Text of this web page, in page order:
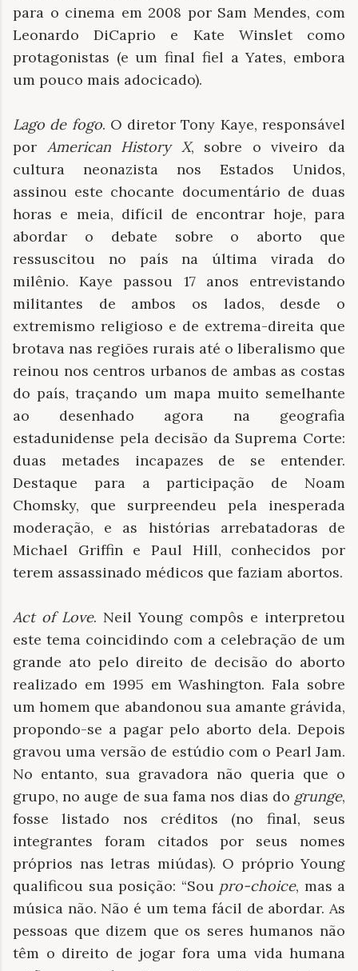
para o cinema em 2008 por Sam Mendes, com
Leonardo DiCaprio e Kate Winslet como
protagonistas (e um final fiel a Yates, embora
um pouco mais adocicado).
Lago de fogo. O diretor Tony Kaye, responsável
por American History X, sobre o viveiro da
cultura neonazista nos Estados Unidos,
assinou este chocante documentário de duas
horas e meia, difícil de encontrar hoje, para
abordar o debate sobre o aborto que
ressuscitou no país na última virada do
milênio. Kaye passou 17 anos entrevistando
militantes de ambos os lados, desde o
extremismo religioso e de extrema-direita que
brotava nas regiões rurais até o liberalismo que
reinou nos centros urbanos de ambas as costas
do país, traçando um mapa muito semelhante
ao desenhado agora na geografia
estadunidense pela decisão da Suprema Corte:
duas metades incapazes de se entender.
Destaque para a participação de Noam
Chomsky, que surpreendeu pela inesperada
moderação, e as histórias arrebatadoras de
Michael Griffin e Paul Hill, conhecidos por
terem assassinado médicos que faziam abortos.
Act of Love. Neil Young compôs e interpretou
este tema coincidindo com a celebração de um
grande ato pelo direito de decisão do aborto
realizado em 1995 em Washington. Fala sobre
um homem que abandonou sua amante grávida,
propondo-se a pagar pelo aborto dela. Depois
gravou uma versão de estúdio com o Pearl Jam.
No entanto, sua gravadora não queria que o
grupo, no auge de sua fama nos dias do grunge,
fosse listado nos créditos (no final, seus
integrantes foram citados por seus nomes
próprios nas letras miúdas). O próprio Young
qualificou sua posição: “Sou pro-choice, mas a
música não. Não é um tema fácil de abordar. As
pessoas que dizem que os seres humanos não
têm o direito de jogar fora uma vida humana